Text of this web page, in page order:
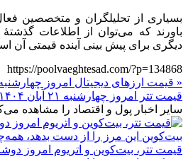
بسیاری از تحلیلگران و متخصصین
باورند که می‌توان از اطلاعات گذشتۀ
دیگری برای پیش بینی آینده قیمتی آن
https://poolvaeghtesad.com/?p=134868
« قیمت ارز‌های دیجیتال امروز چهارشنبه ۲۱ آبان
قیمت تتر امروز چهارشنبه ۲۱ آبان ۱۴۰۴/ تتر در مسیر نزولی »
سایر اخبار پول و اقتصاد را مشاهده